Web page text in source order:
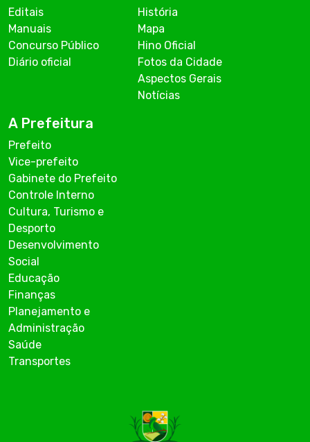
Editais
Manuais
Concurso Público
Diário oficial
História
Mapa
Hino Oficial
Fotos da Cidade
Aspectos Gerais
Notícias
A Prefeitura
Prefeito
Vice-prefeito
Gabinete do Prefeito
Controle Interno
Cultura, Turismo e
Desporto
Desenvolvimento
Social
Educação
Finanças
Planejamento e
Administração
Saúde
Transportes